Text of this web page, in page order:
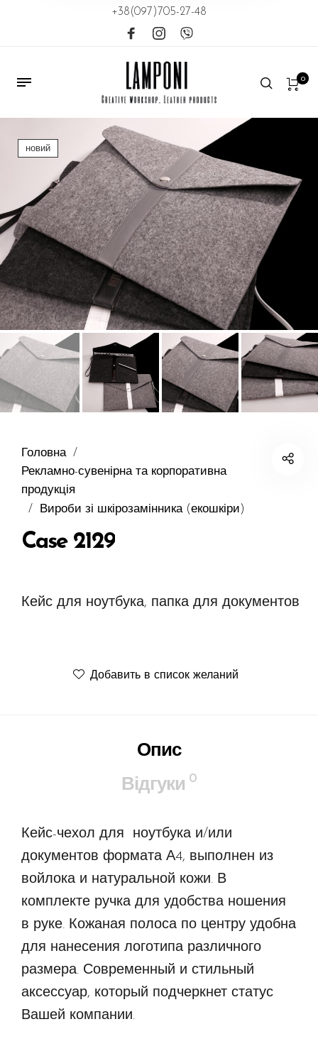
+38(097)705-27-48
0
новий
Головна
/
Рекламно-сувенірна та корпоративна
продукція
/
Вироби зі шкірозамінника (екошкіри)
Case 2129
Кейс для ноутбука, папка для документов
Добавить в список желаний
Опис
Відгуки 0
Кейс-чехол для ноутбука и/или
документов формата А4, выполнен из
войлока и натуральной кожи. В
комплекте ручка для удобства ношения
в руке. Кожаная полоса по центру удобна
для нанесения логотипа различного
размера. Современный и стильный
аксессуар, который подчеркнет статус
Вашей компании.